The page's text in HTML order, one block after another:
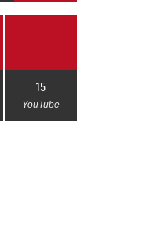
15
YouTube